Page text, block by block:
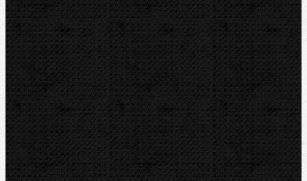
Radiální-Stroje s kleštěmi
Radiální-Lisovací kleště
Lisovací kroužky PR-3S
Viega MegaPress
Roth. Kroužky
Radiální-Minipressy
Radiální Minipressy a kleště 19kN
Radiální-Lisovací kleště MINI